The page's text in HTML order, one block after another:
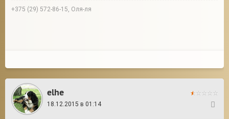
+375 (29) 572-86-15, Оля-ля
elhe
18.12.2015 в 01:14